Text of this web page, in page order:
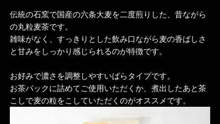
伝統の石窯で国産の六条大麦を二度煎りした、昔ながら
の丸粒麦茶です。
雑味がなく、すっきりとした飲み口ながら麦の香ばしさ
と甘みをしっかり感じられるのが特徴です。
お好みで濃さを調整しやすいばらタイプです。
お茶パックに詰めてご使用いただくか、煮出したあと茶
こしで麦の粒をこしていただくのがオススメです。